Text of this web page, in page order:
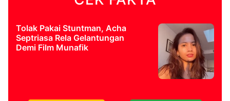
Tolak Pakai Stuntman, Acha
Septriasa Rela Gelantungan
Demi Film Munafik